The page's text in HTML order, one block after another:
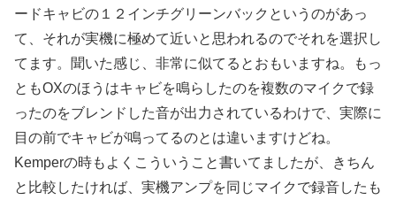
ードキャビの１２インチグリーンバックというのがあっ
て、それが実機に極めて近いと思われるのでそれを選択し
てます。聞いた感じ、非常に似てるとおもいますね。もっ
ともOXのほうはキャビを鳴らしたのを複数のマイクで録
ったのをブレンドした音が出力されているわけで、実際に
目の前でキャビが鳴ってるのとは違いますけどね。
Kemperの時もよくこういうこと書いてましたが、きちん
と比較したければ、実機アンプを同じマイクで録音したも